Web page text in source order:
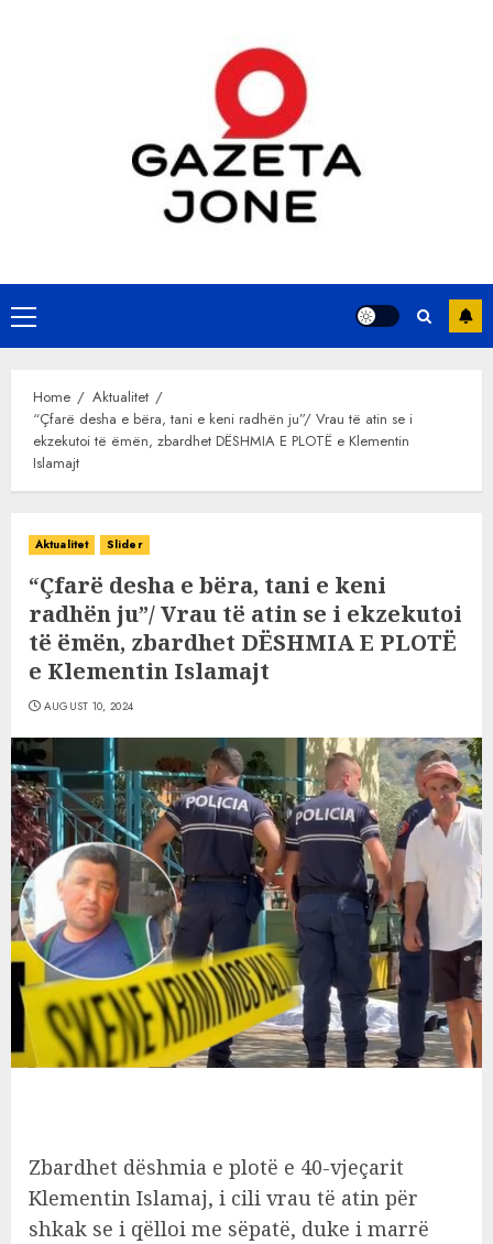
Primary
Menu
Home
Aktualitet
“Çfarë desha e bëra, tani e keni radhën ju”/ Vrau të atin se i
ekzekutoi të ëmën, zbardhet DËSHMIA E PLOTË e Klementin
Islamajt
Aktualitet Slider
“Çfarë desha e bëra, tani e keni
radhën ju”/ Vrau të atin se i ekzekutoi
të ëmën, zbardhet DËSHMIA E PLOTË
e Klementin Islamajt
AUGUST 10, 2024
Zbardhet dëshmia e plotë e 40-vjeçarit
Klementin Islamaj, i cili vrau të atin për
shkak se i qëlloi me sëpatë, duke i marrë